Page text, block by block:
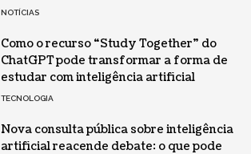
NOTÍCIAS
Como o recurso “Study Together” do
ChatGPT pode transformar a forma de
estudar com inteligência artificial
TECNOLOGIA
Nova consulta pública sobre inteligência
artificial reacende debate: o que pode